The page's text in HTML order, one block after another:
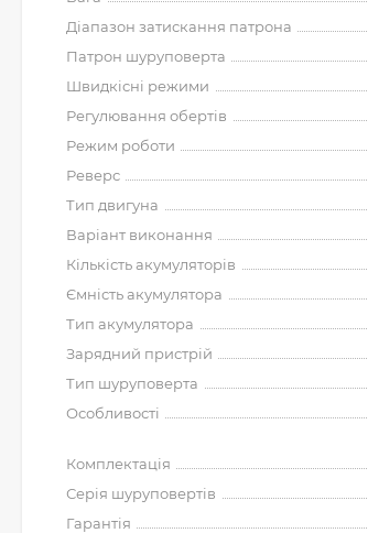
Діапазон затискання патрона
Патрон шуруповерта
Швидкісні режими
Регулювання обертів
Режим роботи
Реверс
Тип двигуна
Варіант виконання
Кількість акумуляторів
Ємність акумулятора
Тип акумулятора
Зарядний пристрій
Тип шуруповерта
Особливості
Комплектація
Серія шуруповертів
Гарантія